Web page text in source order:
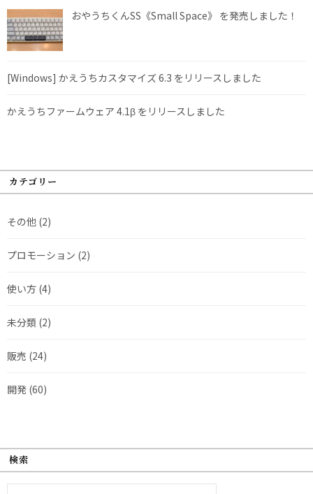
おやうちくんSS《Small Space》 を発売しました！
[Windows] かえうちカスタマイズ 6.3 をリリースしました
かえうちファームウェア 4.1β をリリースしました
カテゴリー
その他 (2)
プロモーション (2)
使い方 (4)
未分類 (2)
販売 (24)
開発 (60)
検索